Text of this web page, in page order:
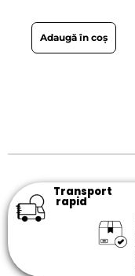
Adaugă în coș
Transport
rapid